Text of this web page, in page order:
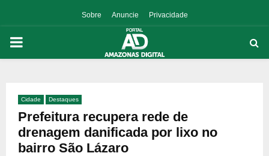
Sobre Anuncie Privacidade
PRIMARY
Cidade Destaques
Prefeitura recupera rede de
drenagem danificada por lixo no
bairro São Lázaro